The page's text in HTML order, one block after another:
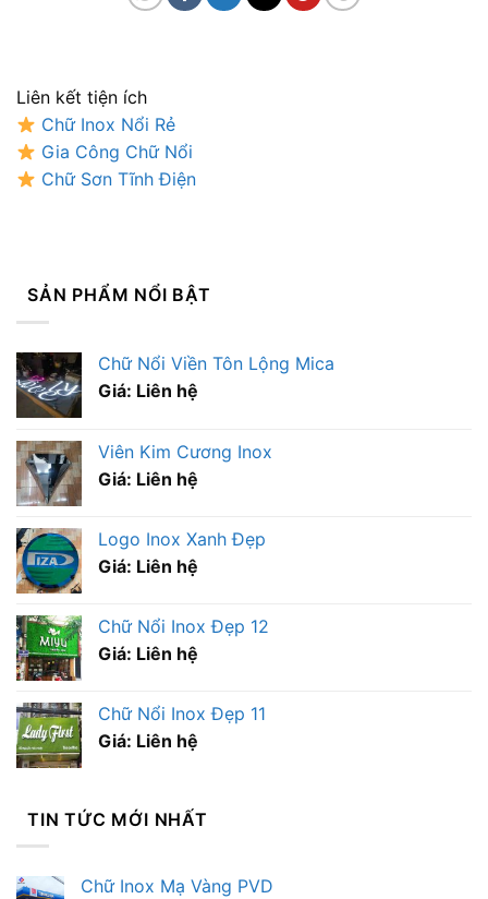
Liên kết tiện ích
Chữ Inox Nổi Rẻ
Gia Công Chữ Nổi
Chữ Sơn Tĩnh Điện
SẢN PHẨM NỔI BẬT
Chữ Nổi Viền Tôn Lộng Mica
Giá: Liên hệ
Viên Kim Cương Inox
Giá: Liên hệ
Logo Inox Xanh Đẹp
Giá: Liên hệ
Chữ Nổi Inox Đẹp 12
Giá: Liên hệ
Chữ Nổi Inox Đẹp 11
Giá: Liên hệ
TIN TỨC MỚI NHẤT
Chữ Inox Mạ Vàng PVD